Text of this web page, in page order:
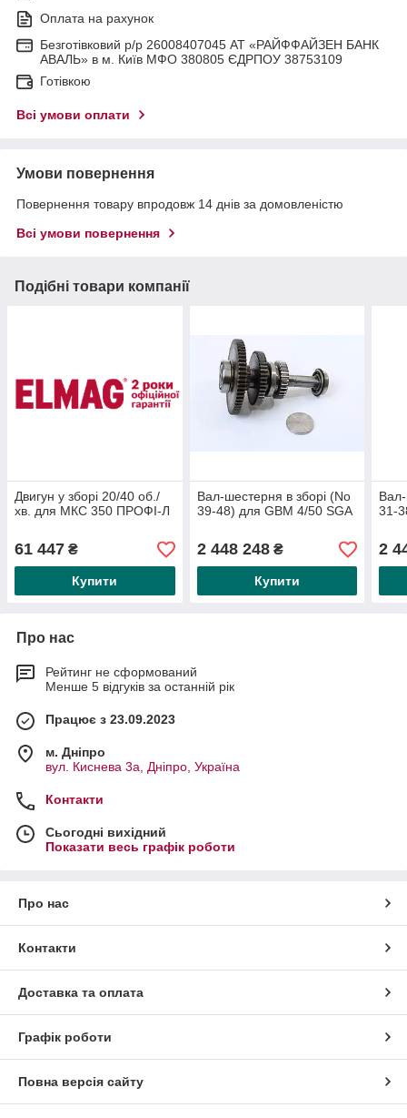
Оплата на рахунок
Безготівковий р/р 26008407045 АТ «РАЙФФАЙЗЕН БАНК
АВАЛЬ» в м. Київ МФО 380805 ЄДРПОУ 38753109
Готівкою
Всі умови оплати
Умови повернення
Повернення товару впродовж 14 днів за домовленістю
Всі умови повернення
Подібні товари компанії
Двигун у зборі 20/40 об./
хв. для МКС 350 ПРОФІ-Л
61 447 ₴
Купити
Вал-шестерня в зборі (No
39-48) для GBM 4/50 SGA
2 448 248₴
Купити
31-
2
Про нас
Рейтинг не сформований
Менше 5 відгуків за останній рік
Працює з 23.09.2023
м. Дніпро
вул. Киснева 3а, Дніпро, Україна
Контакти
Сьогодні вихідний
Показати весь графік роботи
Про нас
Контакти
Доставка та оплата
Графік роботи
Повна версія сайту